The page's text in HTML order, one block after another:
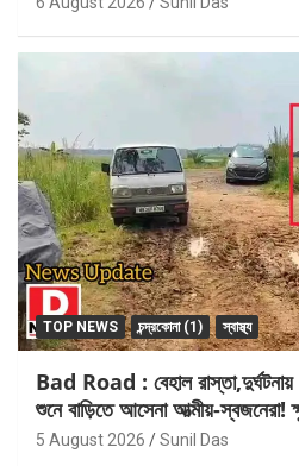
TOP NEWS চন্দ্রকোনা (1) স্বাস্থ্য
Bad Road : বেহাল রাস্তা,দুর্ঘটনায়
শুনে বাড়িতে আসেনা আত্মীয়-স্বজনেরা!
5 August 2026 Sunil Das